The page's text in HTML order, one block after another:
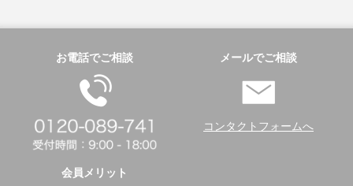
お電話でご相談 メールでご相談
コンタクトフォームへ
会員メリット